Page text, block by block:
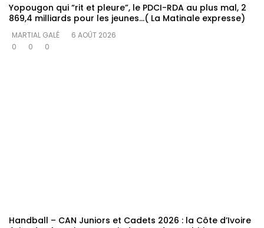
Yopougon qui “rit et pleure”, le PDCI-RDA au plus mal, 2
869,4 milliards pour les jeunes…( La Matinale expresse)
MARTIAL GALÉ
6 AOÛT 2026
0
0 0
Handball – CAN Juniors et Cadets 2026 : la Côte d’Ivoire